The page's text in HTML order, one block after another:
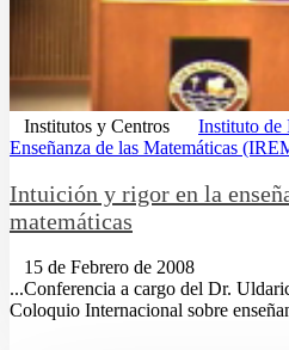
Institutos y Centros
Instituto de
Enseñanza de las Matemáticas
Intuición y rigor en la
matemáticas
15 de Febrero de 2008
...Conferencia a cargo del Dr.
Coloquio Internacional sobre